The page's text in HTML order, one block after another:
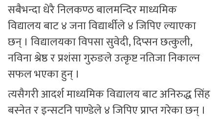
सबैभन्दा धेरै निलकण्ठ बालमन्दिर माध्यमिक
विद्यालय बाट ४ जना विद्यार्थीले ४ जिपिए ल्याएका
छन् । विद्यालयका विपसा सुवेदी, दिप्सन छत्कुली,
नविना श्रेष्ठ र प्रशंसा गुरुङले उत्कृष्ट नतिजा निकाल्न
सफल भएका हुन् ।
त्यसैगरी आदर्श माध्यमिक विद्यालय बाट अनिरुद्ध सिंह
बस्नेत र इन्सटनि पाण्डेले ४ जिपिए प्राप्त गरेका छन् ।